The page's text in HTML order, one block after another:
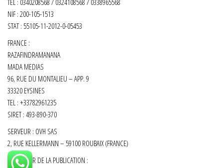
NIF : 200-105-1513
STAT : 55105-11-2012-0-05453
FRANCE :
RAZAFINDRAMANANA
MADA MEDIAS
96, RUE DU MONTALIEU – APP. 9
33320 EYSINES
TEL : +33782961235
SIRET : 493-890-370
SERVEUR : OVH SAS
2, RUE KELLERMANN – 59100 ROUBAIX (FRANCE)
DIRECTEUR DE LA PUBLICATION :